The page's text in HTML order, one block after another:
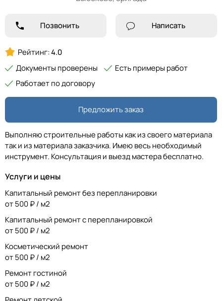
Позвонить Написать
Рейтинг:4.0
Документы проверены
Есть примеры работ
Работает по договору
Предложить заказ
Выполняю строительные работы как из своего материала
так и из материала заказчика. Имею весь необходимый
инструмент. Консультация и выезд мастера бесплатно.
Услуги и цены
Капитальный ремонт без перепланировки
от 500 ₽ / м2
Капитальный ремонт с перепланировкой
от 500 ₽ / м2
Косметический ремонт
от 500 ₽ / м2
Ремонт гостиной
от 500 ₽ / м2